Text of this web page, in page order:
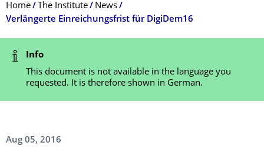
Breadcrumb Menu
Home The Institute
News
Verlängerte Einreichungsfrist für DigiDem16
Status Message
Info
This document is not available in the language you
requested. It is therefore shown in German.
Aug 05, 2016